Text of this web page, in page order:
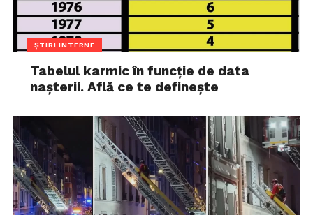
ȘTIRI INTERNE
Tabelul karmic în funcție de data
nașterii. Află ce te definește